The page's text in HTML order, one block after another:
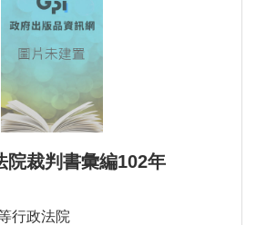
院裁判書彙編102年
行政法院